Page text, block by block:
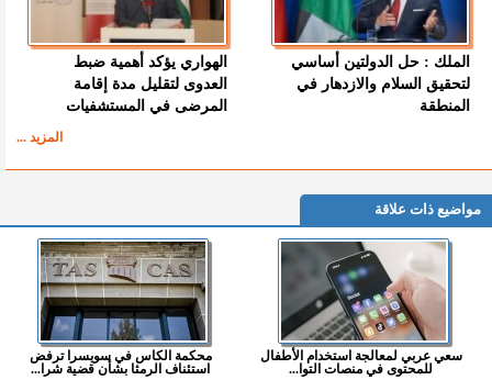
الملك : حل الدولتين أساسي
لتحقيق السلام والازدهار في
المنطقة
الهواري يؤكد أهمية ضبط
العدوى لتقليل مدة إقامة
المرضى في المستشفيات
المزيد ...
مواضيع ذات علاقة
سعي عربي لمعالجة استخدام الأطفال
للمحتوى في منصات التوا...
محكمة الكاس في سويسرا ترفض
استئناف الرمثا بشأن قضية شرا...